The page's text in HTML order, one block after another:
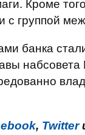
Кроме
с группой
банка
, Twitter